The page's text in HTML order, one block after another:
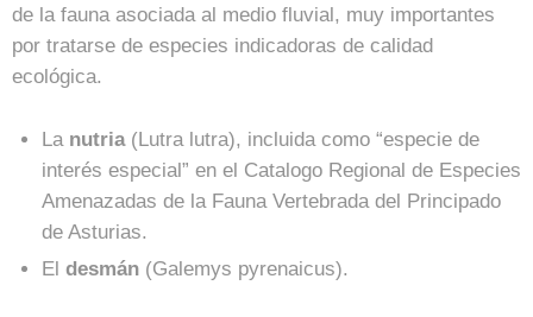
de la fauna asociada al medio fluvial, muy importantes
por tratarse de especies indicadoras de calidad
ecológica.
La nutria(Lutra lutra), incluida como “especie de
interés especial” en el Catalogo Regional de Especies
Amenazadas de la Fauna Vertebrada del Principado
de Asturias.
El desmán (Galemys pyrenaicus).